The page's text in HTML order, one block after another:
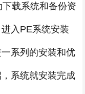
载系统和备份资
入PE系统安装
系列的安装和优
系统就安装完成